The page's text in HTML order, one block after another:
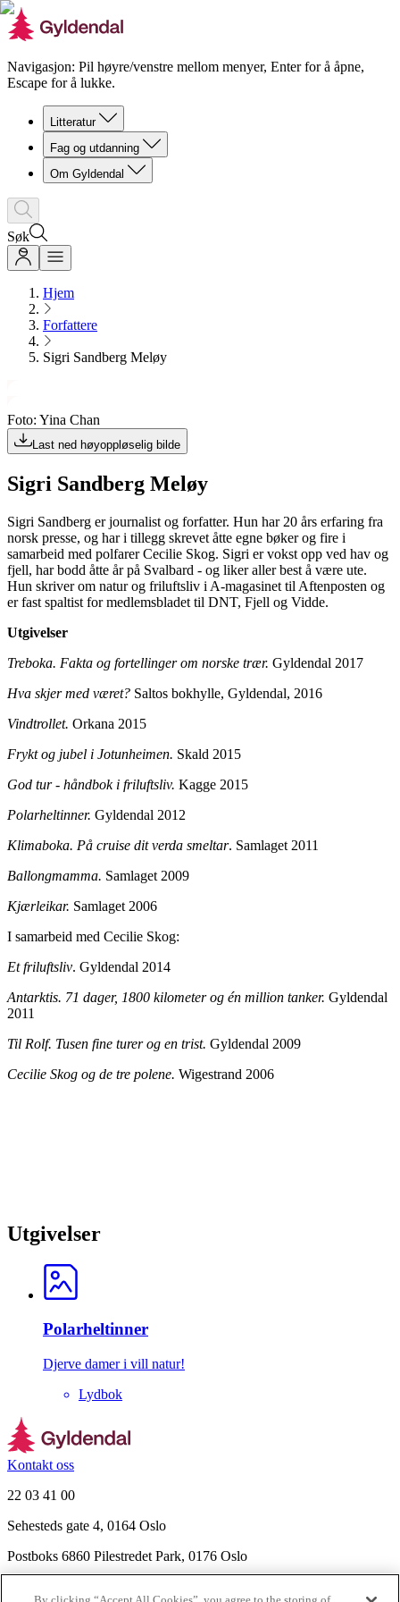
Navigasjon: Pil høyre/venstre mellom menyer, Enter for å åpne,
Escape for å lukke.
Litteratur
Fag og utdanning
Om Gyldendal
Søk
Hjem
Forfattere
Sigri Sandberg Meløy
Foto: Yina Chan
Last ned høyoppløselig bilde
Sigri Sandberg Meløy
Sigri Sandberg er journalist og forfatter. Hun har 20 års erfaring fra
norsk presse, og har i tillegg skrevet åtte egne bøker og fire i
samarbeid med polfarer Cecilie Skog. Sigri er vokst opp ved hav og
fjell, har bodd åtte år på Svalbard - og liker aller best å være ute.
Hun skriver om natur og friluftsliv i A-magasinet til Aftenposten og
er fast spaltist for medlemsbladet til DNT, Fjell og Vidde.
Utgivelser
Treboka. Fakta og fortellinger om norske trær. Gyldendal 2017
Hva skjer med været? Saltos bokhylle, Gyldendal, 2016
Vindtrollet. Orkana 2015
Frykt og jubel i Jotunheimen. Skald 2015
God tur - håndbok i friluftsliv. Kagge 2015
Polarheltinner. Gyldendal 2012
Klimaboka. På cruise dit verda smeltar. Samlaget 2011
Ballongmamma. Samlaget 2009
Kjærleikar. Samlaget 2006
I samarbeid med Cecilie Skog:
Et friluftsliv. Gyldendal 2014
Antarktis. 71 dager, 1800 kilometer og én million tanker. Gyldendal
2011
Til Rolf. Tusen fine turer og en trist. Gyldendal 2009
Cecilie Skog og de tre polene. Wigestrand 2006
Utgivelser
Polarheltinner
Djerve damer i vill natur!
Lydbok
Kontakt oss
22 03 41 00
Sehesteds gate 4, 0164 Oslo
Postboks 6860 Pilestredet Park, 0176 Oslo